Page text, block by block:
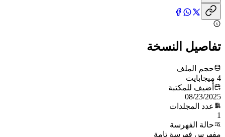
تفاصيل النسخة
حجم الملف
4 ميجابايت
أُضيف للمكتبة
08/23/2025
عدد المجلدات
1
حالة الفهرسة
مفهرس فهرسة تامة